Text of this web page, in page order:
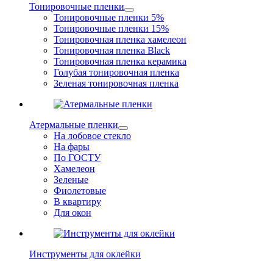
Тонировочные пленки
Тонировочные пленки 5%
Тонировочные пленки 15%
Тонировочная пленка хамелеон
Тонировочная пленка Black
Тонировочная пленка керамика
Голубая тонировочная пленка
Зеленая тонировочная пленка
Атермальные пленки
На лобовое стекло
На фары
По ГОСТУ
Хамелеон
Зеленые
Фиолетовые
В квартиру
Для окон
Инструменты для оклейки